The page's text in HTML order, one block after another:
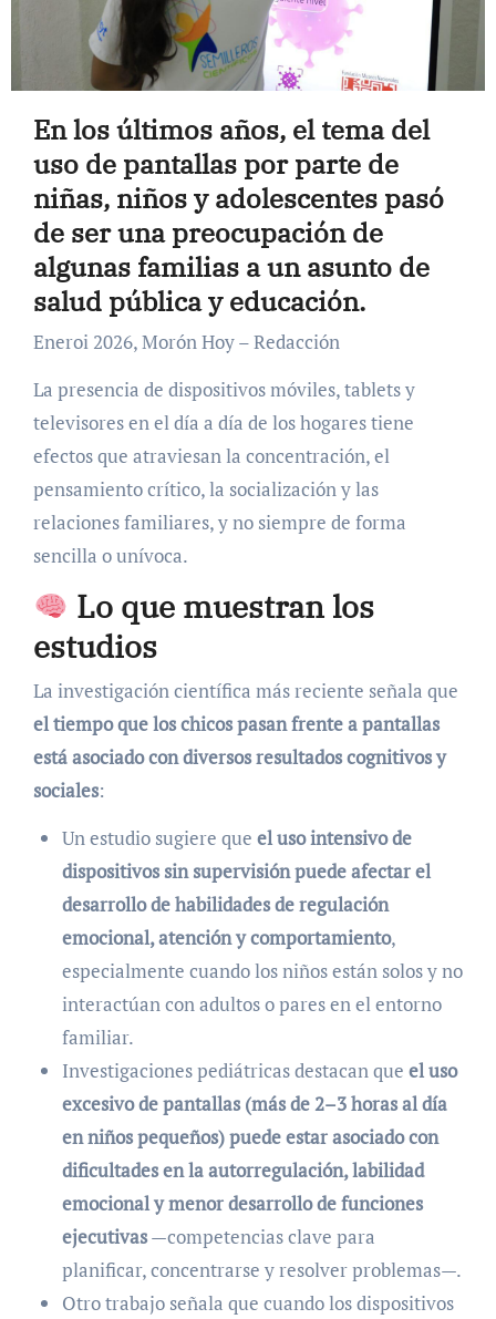
En los últimos años, el tema del
uso de pantallas por parte de
niñas, niños y adolescentes pasó
de ser una preocupación de
algunas familias a un asunto de
salud pública y educación.
Eneroi 2026, Morón Hoy – Redacción
La presencia de dispositivos móviles, tablets y
televisores en el día a día de los hogares tiene
efectos que atraviesan la concentración, el
pensamiento crítico, la socialización y las
relaciones familiares, y no siempre de forma
sencilla o unívoca.
Lo que muestran los
estudios
La investigación científica más reciente señala que
el tiempo que los chicos pasan frente a pantallas
está asociado con diversos resultados cognitivos y
sociales:
Un estudio sugiere que el uso intensivo de
dispositivos sin supervisión puede afectar el
desarrollo de habilidades de regulación
emocional, atención y comportamiento,
especialmente cuando los niños están solos y no
interactúan con adultos o pares en el entorno
familiar.
Investigaciones pediátricas destacan que el uso
excesivo de pantallas (más de 2–3 horas al día
en niños pequeños) puede estar asociado con
dificultades en la autorregulación, labilidad
emocional y menor desarrollo de funciones
ejecutivas—competencias clave para
planificar, concentrarse y resolver problemas—.
Otro trabajo señala que cuando los dispositivos